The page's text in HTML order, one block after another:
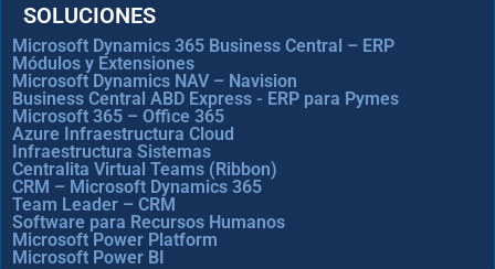
SOLUCIONES
Microsoft Dynamics 365 Business Central – ERP
Módulos y Extensiones
Microsoft Dynamics NAV – Navision
Business Central ABD Express - ERP para Pymes
Microsoft 365 – Office 365
Azure Infraestructura Cloud
Infraestructura Sistemas
Centralita Virtual Teams (Ribbon)
CRM – Microsoft Dynamics 365
Team Leader – CRM
Software para Recursos Humanos
Microsoft Power Platform
Microsoft Power BI